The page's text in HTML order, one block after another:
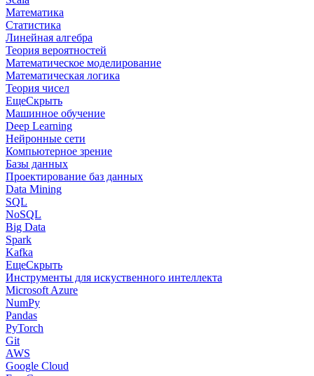
Математика
Статистика
Линейная алгебра
Теория вероятностей
Математическое моделирование
Математическая логика
Теория чисел
ЕщеСкрыть
Машинное обучение
Deep Learning
Нейронные сети
Компьютерное зрение
Базы данных
Проектирование баз данных
Data Mining
SQL
NoSQL
Big Data
Spark
Kafka
ЕщеСкрыть
Инструменты для искуственного интеллекта
Microsoft Azure
NumPy
Pandas
PyTorch
Git
AWS
Google Cloud